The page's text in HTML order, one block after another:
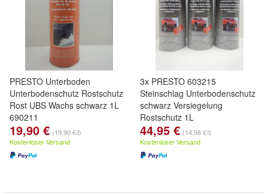
PRESTO Unterboden
Unterbodenschutz Rostschutz
Rost UBS Wachs schwarz 1L
690211
19,90 € (19,90 €/l)
Kostenloser Versand
3x PRESTO 603215
Steinschlag Unterbodenschutz
schwarz Versiegelung
Rostschutz 1L
44,95 € (14,98 €/l)
Kostenloser Versand